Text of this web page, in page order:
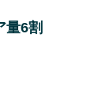
量6割